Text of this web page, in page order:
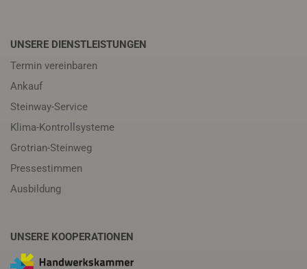
UNSERE DIENSTLEISTUNGEN
Termin vereinbaren
Ankauf
Steinway-Service
Klima-Kontrollsysteme
Grotrian-Steinweg
Pressestimmen
Ausbildung
UNSERE KOOPERATIONEN